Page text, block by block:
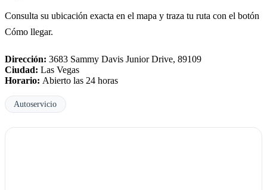
Consulta su ubicación exacta en el mapa y traza tu ruta con el botón
Cómo llegar.
Dirección: 3683 Sammy Davis Junior Drive, 89109
Ciudad: Las Vegas
Horario: Abierto las 24 horas
Autoservicio